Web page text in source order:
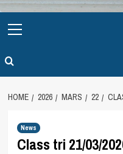
Menu
HOME 2026 MARS 22
News
Class tri 21/03/